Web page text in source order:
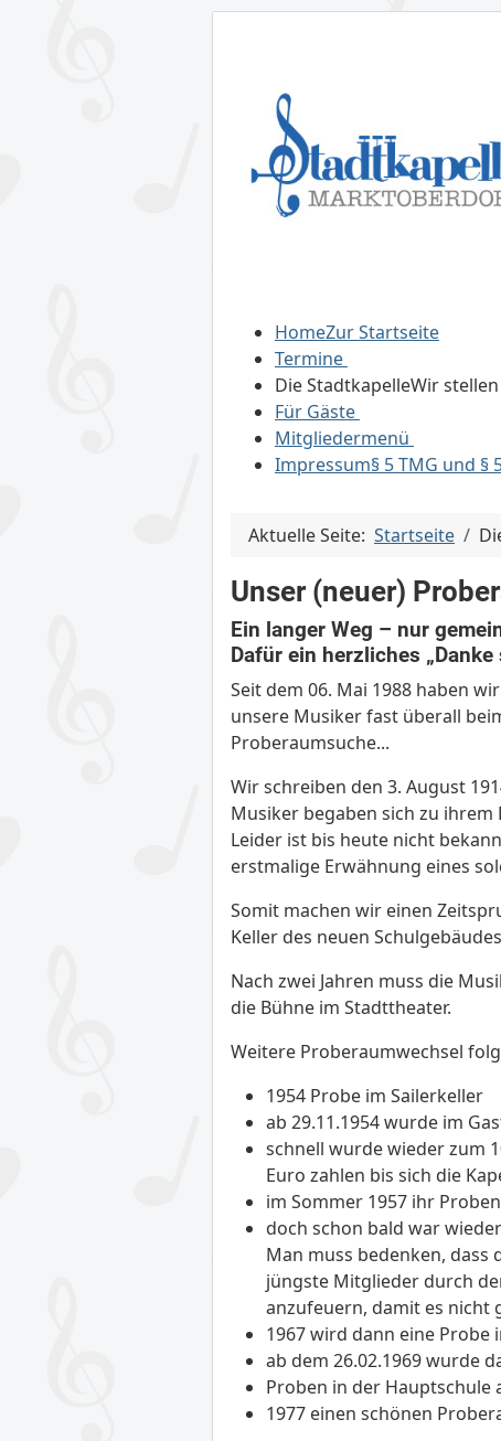
HomeZur Startseite
Termine
Die StadtkapelleWir
Für Gäste
Mitgliedermenü
Impressum§ 5 TMG und §
Aktuelle Seite: Startseite
Unser (neuer)
Ein langer Weg – nur
Dafür ein herzliches „Danke
Seit dem 06. Mai 1988 haben
unsere Musiker fast überall
Proberaumsuche...
Wir schreiben den 3. August
Musiker begaben sich zu
Leider ist bis heute nicht
erstmalige Erwähnung eines
Somit machen wir einen
Keller des neuen
Nach zwei Jahren muss die
die Bühne im Stadttheater.
Weitere Proberaumwechsel
1954 Probe im Sailerkeller
ab 29.11.1954 wurde im
schnell wurde wieder zum
Euro zahlen bis sich die
im Sommer 1957 ihr
doch schon bald war
Man muss bedenken, dass
jüngste Mitglieder durch
anzufeuern, damit es nicht
1967 wird dann eine Probe
ab dem 26.02.1969 wurde
Proben in der Hauptschule
1977 einen schönen